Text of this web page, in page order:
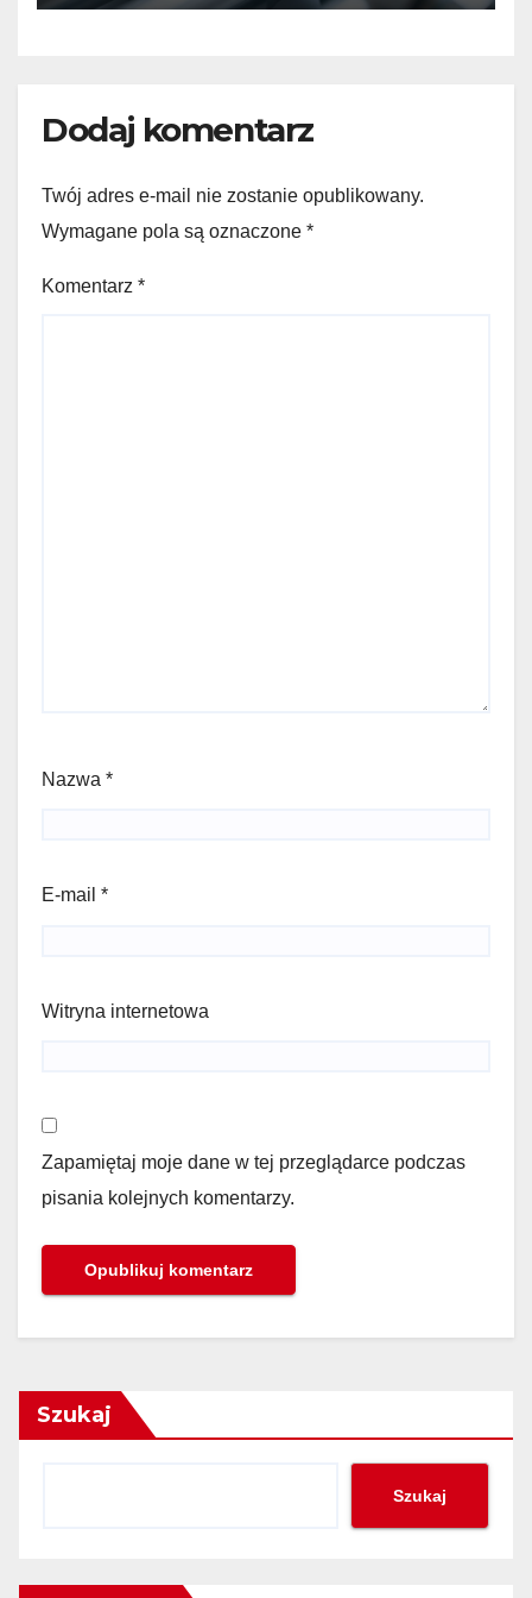
Dodaj komentarz
Twój adres e-mail nie zostanie opublikowany.
Wymagane pola są oznaczone *
Komentarz *
Nazwa *
E-mail *
Witryna internetowa
Zapamiętaj moje dane w tej przeglądarce podczas
pisania kolejnych komentarzy.
Szukaj
Szukaj